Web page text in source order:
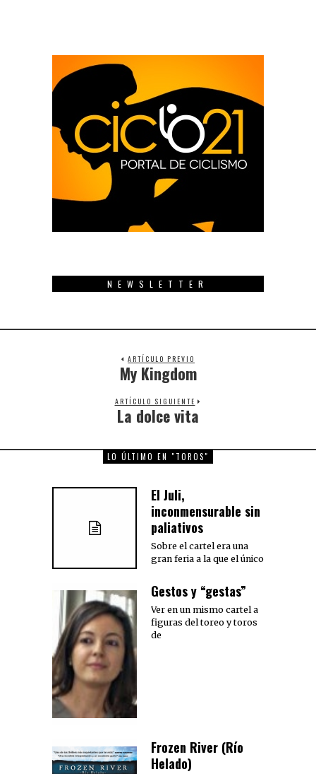
NEWSLETTER
ARTÍCULO PREVIO
Previous
post:
My Kingdom
ARTÍCULO SIGUIENTE
Next
La dolce vita
LO ÚLTIMO EN "TOROS"
El Juli,
inconmensurable sin
paliativos
Sobre el cartel era una
gran feria a la que el único
Gestos y “gestas”
Ver en un mismo cartel a
figuras del toreo y toros
de
Frozen River (Río
Helado)